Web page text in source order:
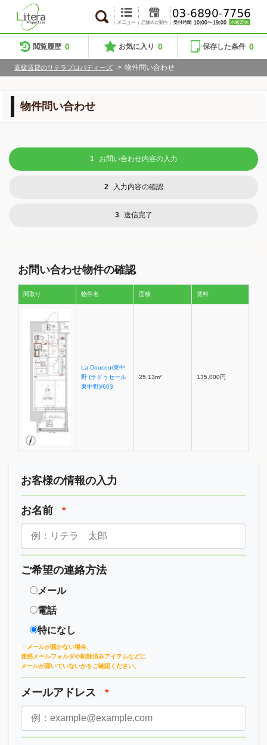
閲覧履歴 0 お気に入り 0 保存した条件 0
高級賃貸のリテラプロパティーズ > 物件問い合わせ
物件問い合わせ
1 お問い合わせ内容の入力
2 入力内容の確認
3 送信完了
お問い合わせ物件の確認
間取り 物件名 面積 賃料
La Douceur東中
野 (ラドゥセール
東中野)/603
25.13m² 135,000円
お客様の情報の入力
お名前 *
ご希望の連絡方法
メール
電話
特になし
・メールが届かない場合、
迷惑メールフォルダや削除済みアイテムなどに
メールが届いていないかをご確認ください。
メールアドレス *